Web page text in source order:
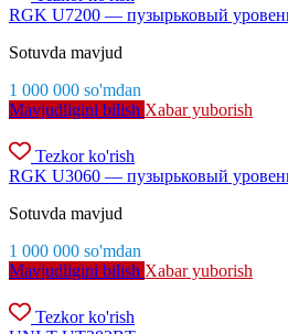
RGK U7200 — пузырьковый
Sotuvda mavjud
1 000 000 so'mdan
Mavjudligini bilish Xabar yuborish
Tezkor ko'rish
RGK U3060 — пузырьковый
Sotuvda mavjud
1 000 000 so'mdan
Mavjudligini bilish Xabar yuborish
Tezkor ko'rish